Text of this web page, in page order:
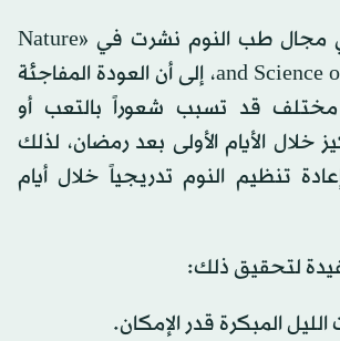
وتشير أبحاث في مجال طب النوم نشرت في «Nature
and Science of Sleep» (2021)، إلى أن العودة المفاجئة
قد تسبب شعوراً بالتعب أو
خلال الأيام الأولى بعد رمضان، لذلك
تنظيم النوم تدريجياً خلال أيام
لتحقيق ذلك:
المبكرة قدر الإمكان.